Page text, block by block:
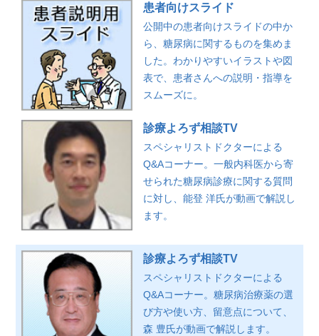
患者向けスライド
公開中の患者向けスライドの中か
ら、糖尿病に関するものを集めま
した。わかりやすいイラストや図
表で、患者さんへの説明・指導を
スムーズに。
診療よろず相談TV
スペシャリストドクターによる
Q&Aコーナー。一般内科医から寄
せられた糖尿病診療に関する質問
に対し、能登 洋氏が動画で解説し
ます。
診療よろず相談TV
スペシャリストドクターによる
Q&Aコーナー。糖尿病治療薬の選
び方や使い方、留意点について、
森 豊氏が動画で解説します。